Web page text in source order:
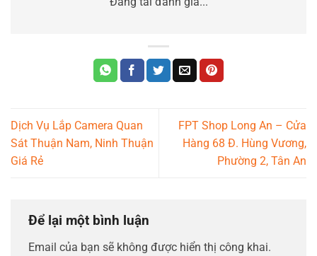
Dịch Vụ Lắp Camera Quan
Sát Thuận Nam, Ninh Thuận
Giá Rẻ
FPT Shop Long An – Cửa
Hàng 68 Đ. Hùng Vương,
Phường 2, Tân An
Để lại một bình luận
Email của bạn sẽ không được hiển thị công khai.